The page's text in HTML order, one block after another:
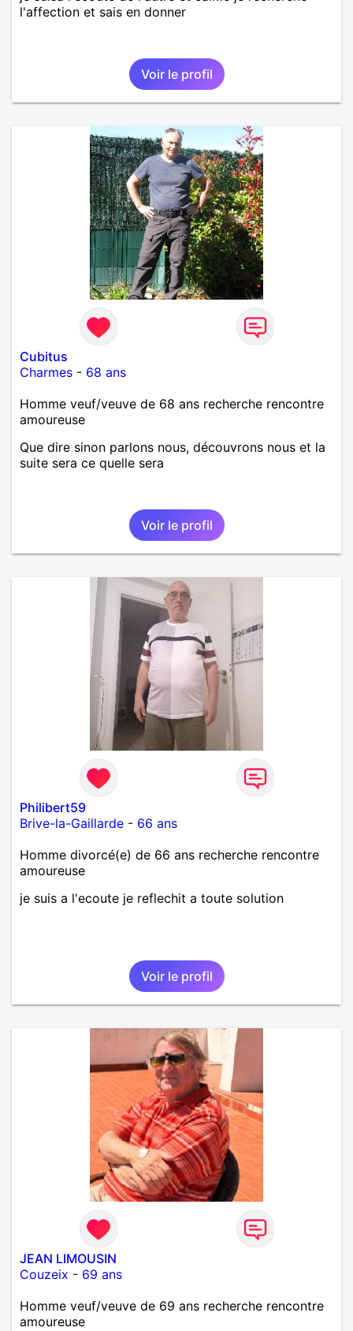
l'affection et sais en donner
Voir le profil
Cubitus
Charmes - 68 ans
Homme veuf/veuve de 68 ans recherche rencontre
amoureuse
Que dire sinon parlons nous, découvrons nous et la
suite sera ce quelle sera
Voir le profil
Philibert59
Brive-la-Gaillarde - 66 ans
Homme divorcé(e) de 66 ans recherche rencontre
amoureuse
je suis a l'ecoute je reflechit a toute solution
Voir le profil
JEAN LIMOUSIN
Couzeix - 69 ans
Homme veuf/veuve de 69 ans recherche rencontre
amoureuse